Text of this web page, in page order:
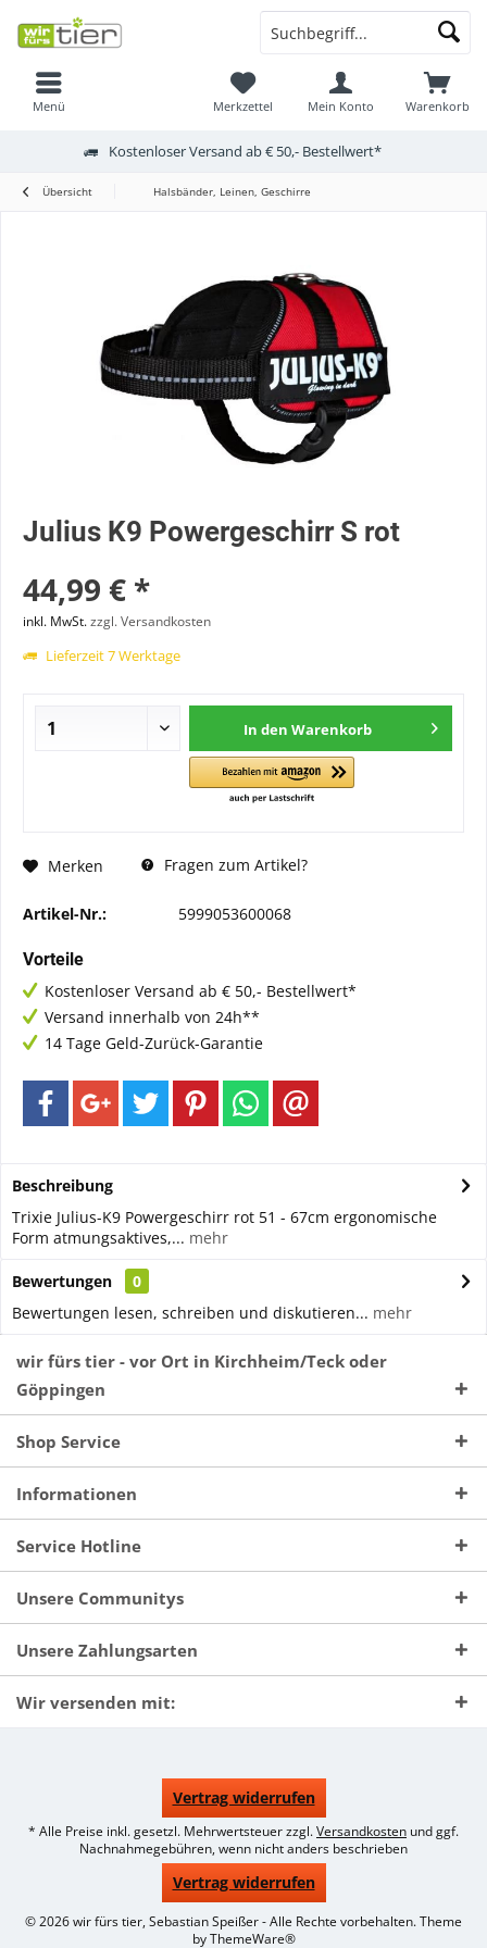
Menü Warenkorb
Merkzettel Mein Konto
Kostenloser Versand ab € 50,- Bestellwert*
Übersicht Halsbänder, Leinen, Geschirre
Julius K9 Powergeschirr S rot
44,99 € *
inkl. MwSt.zzgl. Versandkosten
Lieferzeit 7 Werktage
In den Warenkorb
Merken Fragen zum Artikel?
Artikel-Nr.: 5999053600068
Vorteile
Kostenloser Versand ab € 50,- Bestellwert*
Versand innerhalb von 24h**
14 Tage Geld-Zurück-Garantie
Beschreibung
Trixie Julius-K9 Powergeschirr rot 51 - 67cm ergonomische
Form atmungsaktives,... mehr
Bewertungen
0
Bewertungen lesen, schreiben und diskutieren... mehr
wir fürs tier - vor Ort in Kirchheim/Teck oder
Göppingen
Shop Service
Informationen
Service Hotline
Unsere Communitys
Unsere Zahlungsarten
Wir versenden mit:
Vertrag widerrufen
* Alle Preise inkl. gesetzl. Mehrwertsteuer zzgl.Versandkosten und ggf.
Nachnahmegebühren, wenn nicht anders beschrieben
Vertrag widerrufen
© 2026 wir fürs tier, Sebastian Speißer - Alle Rechte vorbehalten. Theme
byThemeWare®